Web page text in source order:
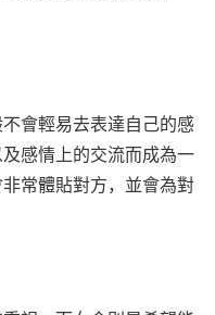
會輕易去表達自己的感
感情上的交流而成為一
常體貼對方，並會為對